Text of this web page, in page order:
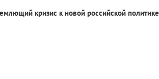
кризис к новой российской политике